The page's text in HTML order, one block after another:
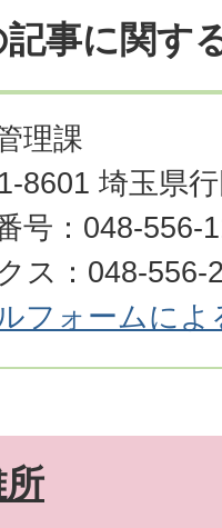
記事に関す
理課
8601 埼玉県
号：048-556-
ス：048-556-
フォームに